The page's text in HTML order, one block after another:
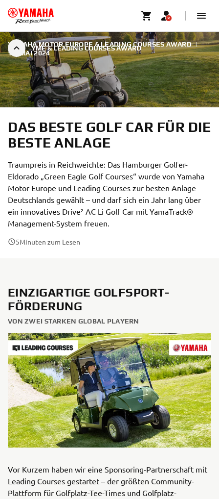
YME & LEADING COURSES AWARD
YAMAHA MOTOR EUROPE & LEADING COURSES AWARD |
14. MAI 2024
DAS BESTE GOLF CAR FÜR DIE
BESTE ANLAGE
Traumpreis in Reichweichte: Das Hamburger Golfer-
Eldorado „Green Eagle Golf Courses“ wurde von Yamaha
Motor Europe und Leading Courses zur besten Anlage
Deutschlands gewählt – und darf sich ein Jahr lang über
ein innovatives Drive² AC Li Golf Car mit YamaTrack®
Management-System freuen.
5Minuten zum Lesen
EINZIGARTIGE GOLFSPORT-
FÖRDERUNG
VON ZWEI STARKEN GLOBAL PLAYERN
Vor Kurzem haben wir eine Sponsoring-Partnerschaft mit
Leading Courses gestartet – der größten Community-
Plattform für Golfplatz-Tee-Times und Golfplatz-